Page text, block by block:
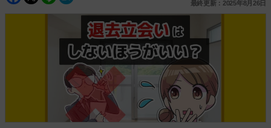
最終更新：2025年8月26日